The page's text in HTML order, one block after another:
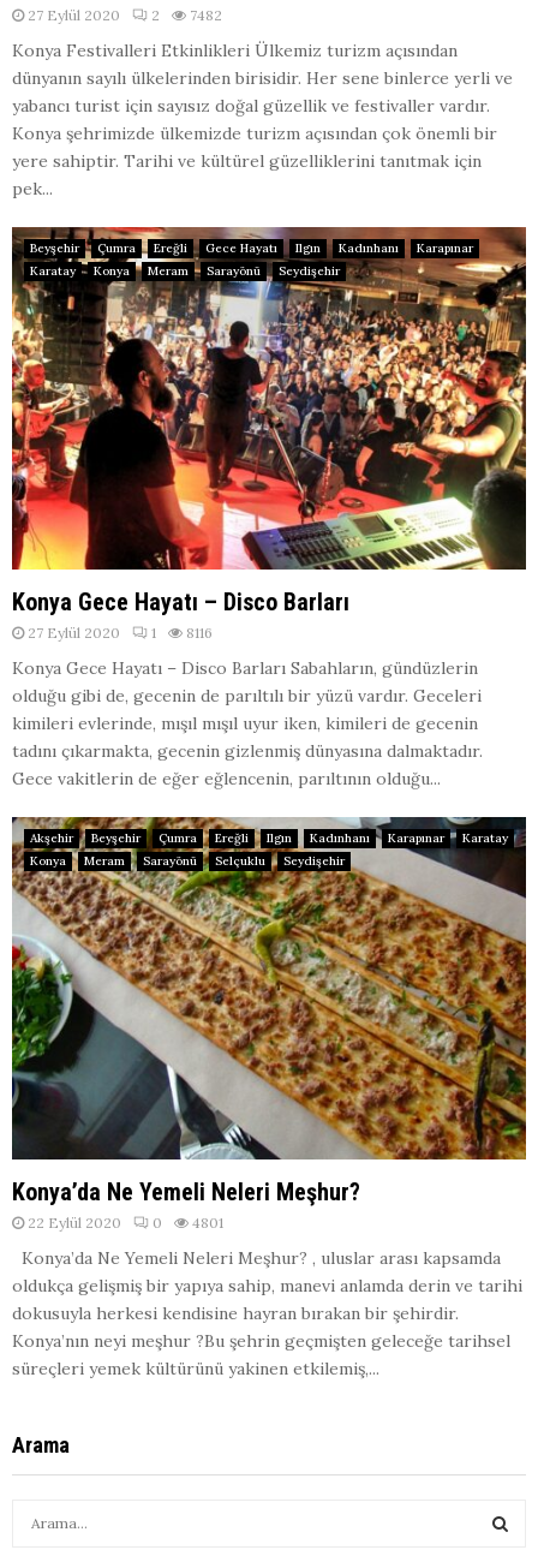
27 Eylül 2020 2 7482
Konya Festivalleri Etkinlikleri Ülkemiz turizm açısından
dünyanın sayılı ülkelerinden birisidir. Her sene binlerce yerli ve
yabancı turist için sayısız doğal güzellik ve festivaller vardır.
Konya şehrimizde ülkemizde turizm açısından çok önemli bir
yere sahiptir. Tarihi ve kültürel güzelliklerini tanıtmak için
pek...
Beyşehir Çumra Ereğli Gece Hayatı Ilgın Kadınhanı
Karapınar
Karatay
Konya Meram Sarayönü Seydişehir
Konya Gece Hayatı – Disco Barları
27 Eylül 2020 1 8116
Konya Gece Hayatı – Disco Barları Sabahların, gündüzlerin
olduğu gibi de, gecenin de parıltılı bir yüzü vardır. Geceleri
kimileri evlerinde, mışıl mışıl uyur iken, kimileri de gecenin
tadını çıkarmakta, gecenin gizlenmiş dünyasına dalmaktadır.
Gece vakitlerin de eğer eğlencenin, parıltının olduğu...
Akşehir Beyşehir Çumra Ereğli Ilgın Kadınhanı Karapınar
Karatay
Konya
Meram Sarayönü Selçuklu Seydişehir
Konya’da Ne Yemeli Neleri Meşhur?
22 Eylül 2020 0 4801
Konya’da Ne Yemeli Neleri Meşhur? , uluslar arası kapsamda
oldukça gelişmiş bir yapıya sahip, manevi anlamda derin ve tarihi
dokusuyla herkesi kendisine hayran bırakan bir şehirdir.
Konya’nın neyi meşhur ?Bu şehrin geçmişten geleceğe tarihsel
süreçleri yemek kültürünü yakinen etkilemiş,...
Arama